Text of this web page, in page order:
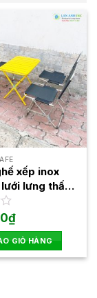
xếp inox
lưng thấp
rẻ
₫
GIỎ HÀNG